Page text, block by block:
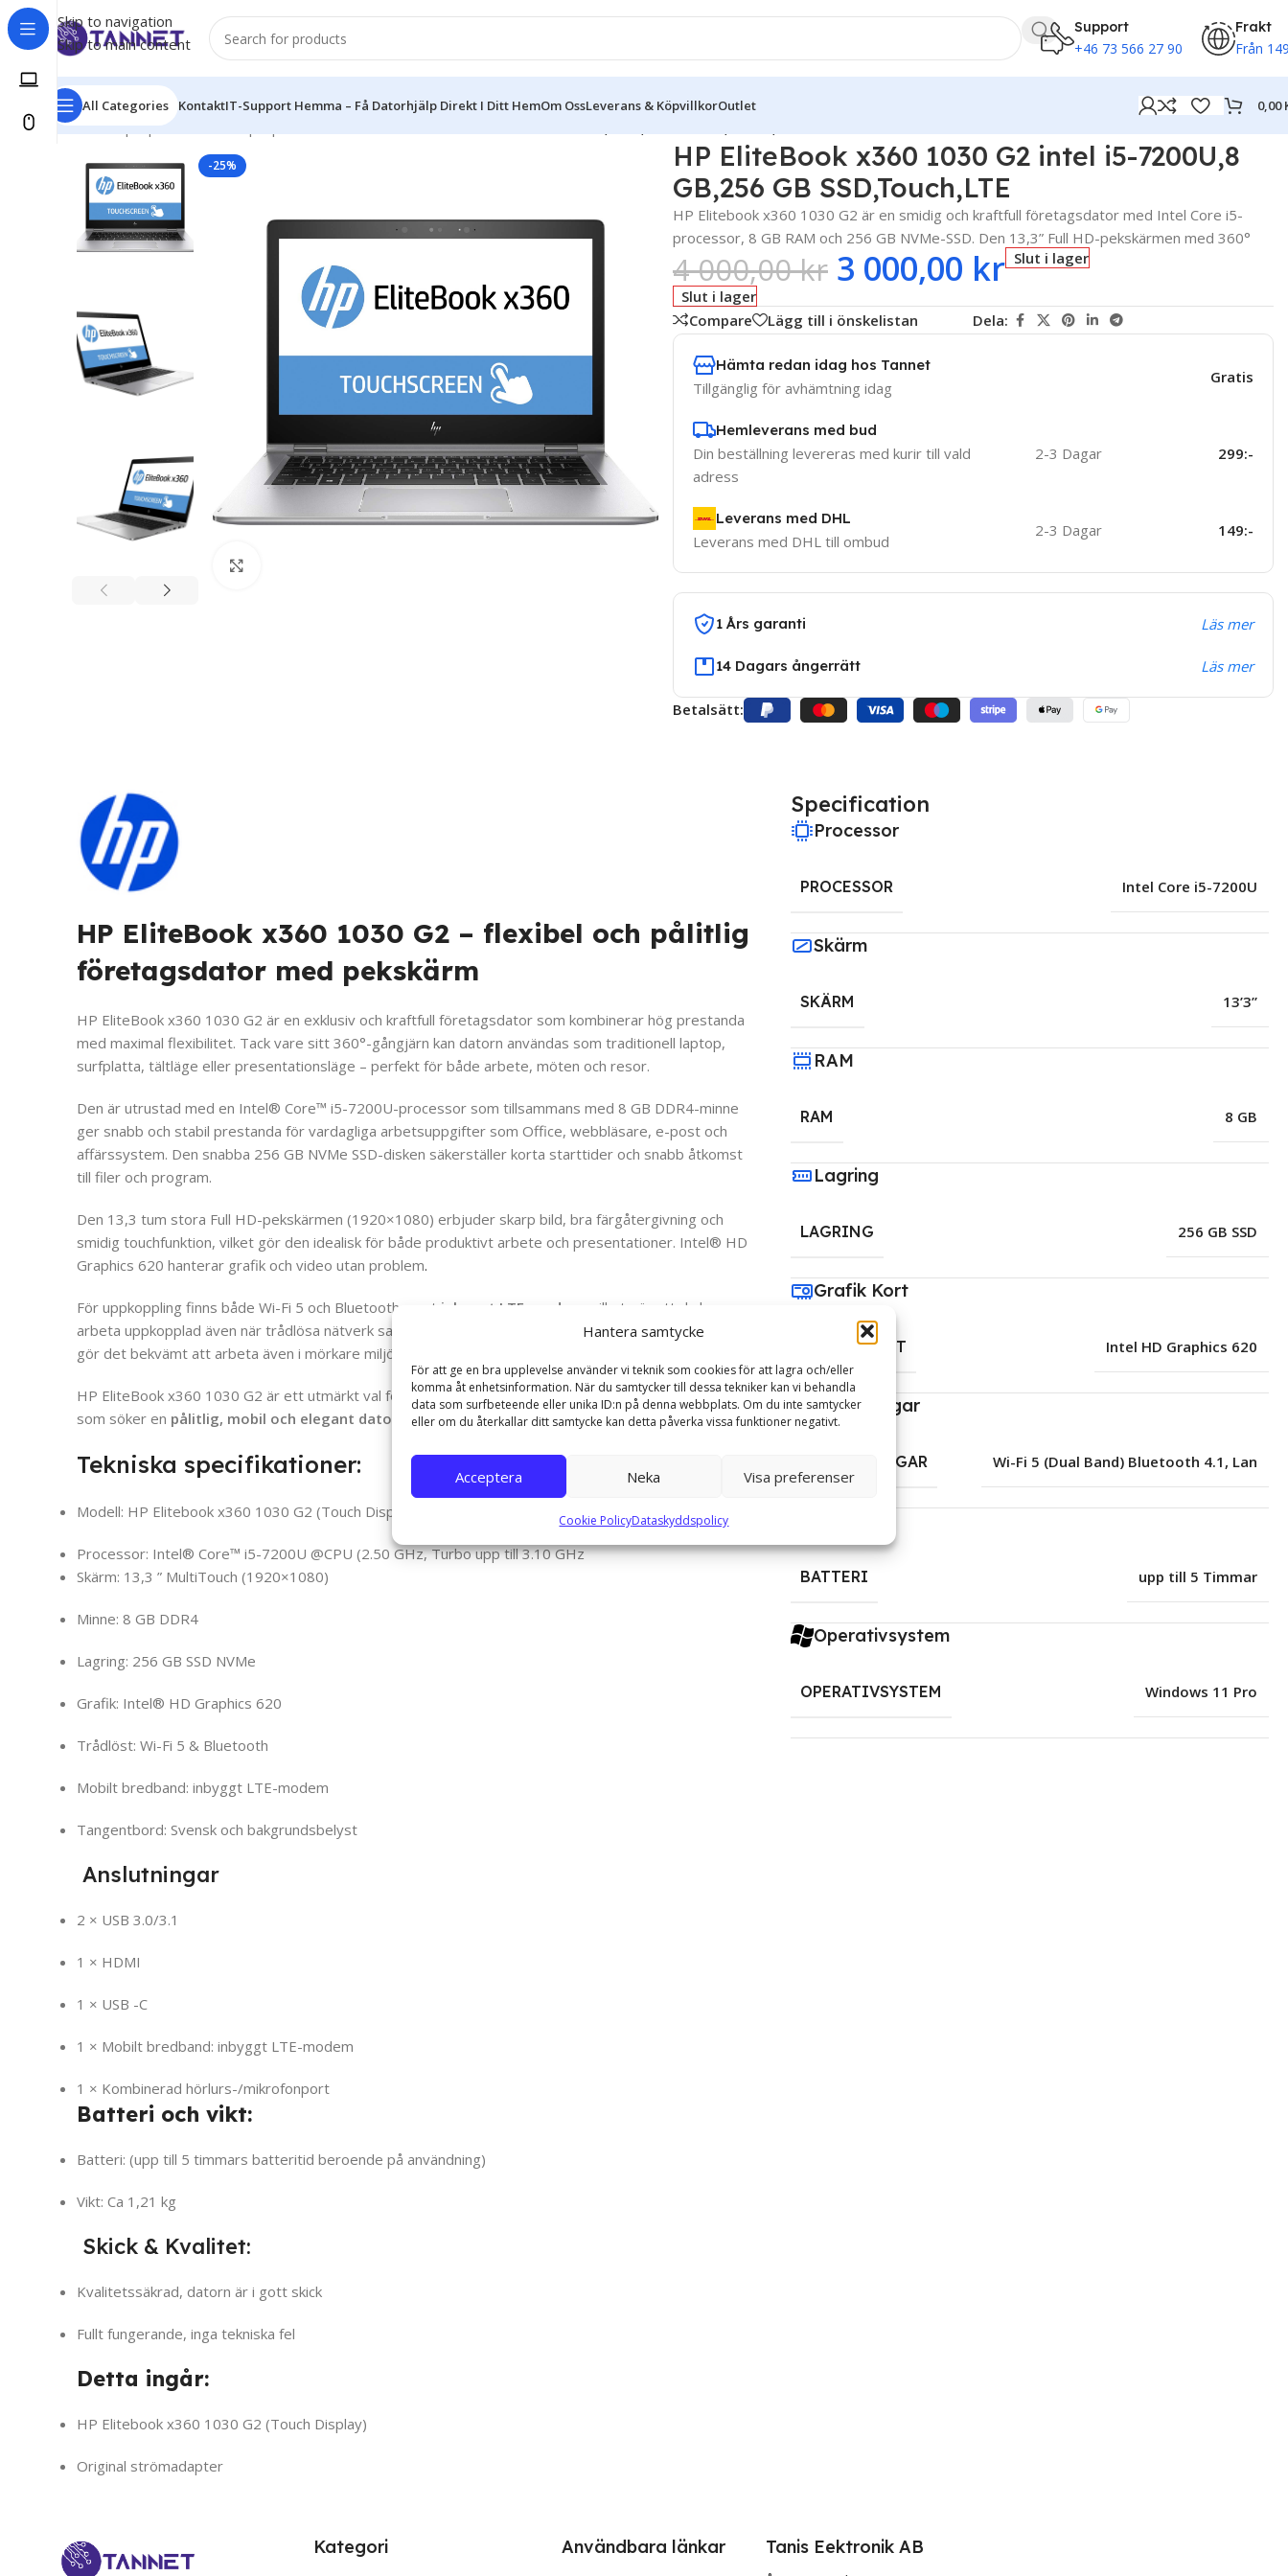
Hantera samtycke
För att ge en bra upplevelse använder vi teknik som cookies för att lagra och/eller
komma åt enhetsinformation. När du samtycker till dessa tekniker kan vi behandla
data som surfbeteende eller unika ID:n på denna webbplats. Om du inte samtycker
eller om du återkallar ditt samtycke kan detta påverka vissa funktioner negativt.
Acceptera Neka Visa preferenser
Cookie PolicyDataskyddspolicy
Skip to navigation
Skip to main content
Support
+46 73 566 27 90
Frakt
Från
All Categories KontaktIT-Support Hemma – Få Datorhjälp Direkt I Ditt HemOm OssLeverans & KöpvillkorOutlet 0,00
Hem/Laptops/
-25%
HP EliteBook x360 1030 G2 intel i5-7200U,8
GB,256 GB SSD,Touch,LTE
HP Elitebook x360 1030 G2 är en smidig och kraftfull företagsdator med Intel Core i5-
processor, 8 GB RAM och 256 GB NVMe-SSD. Den 13,3” Full HD-pekskärmen med 360°
4 000,00kr 3 000,00 kr Slut i lager
Slut i lager
Compare
Lägg till i önskelistan Dela:
Hämta redan idag hos Tannet
Tillgänglig för avhämtning idag
Gratis
Hemleverans med bud
Din beställning levereras med kurir till vald
adress
2-3 Dagar 299:-
Leverans med DHL
Leverans med DHL till ombud
2-3 Dagar 149:-
1 Års garanti Läs mer
14 Dagars ångerrätt Läs mer
Betalsätt:
HP EliteBook x360 1030 G2 – flexibel och pålitlig
företagsdator med pekskärm
HP EliteBook x360 1030 G2 är en exklusiv och kraftfull företagsdator som kombinerar hög prestanda
med maximal flexibilitet. Tack vare sitt 360°-gångjärn kan datorn användas som traditionell laptop,
surfplatta, tältläge eller presentationsläge – perfekt för både arbete, möten och resor.
Den är utrustad med en Intel® Core™ i5-7200U-processor som tillsammans med 8 GB DDR4-minne
ger snabb och stabil prestanda för vardagliga arbetsuppgifter som Office, webbläsare, e-post och
affärssystem. Den snabba 256 GB NVMe SSD-disken säkerställer korta starttider och snabb åtkomst
till filer och program.
Den 13,3 tum stora Full HD-pekskärmen (1920×1080) erbjuder skarp bild, bra färgåtergivning och
smidig touchfunktion, vilket gör den idealisk för både produktivt arbete och presentationer. Intel® HD
Graphics 620 hanterar grafik och video utan problem.
För uppkoppling finns både Wi-Fi 5 och Bluetooth samt inbyggt LTE-modem
, vilket gör att du kan
arbeta uppkopplad även när trådlösa nätverk saknas. Det svenska bakgrundsbelysta tangentbordet
gör det bekvämt att arbeta även i mörkare miljöer.
HP EliteBook x360 1030 G2 är ett utmärkt val för företagare, studenter och professionella användare
som söker en pålitlig, mobil och elegant dator med hög byggkvalitet och smarta funktioner.
Tekniska specifikationer:
Modell: HP Elitebook x360 1030 G2 (Touch Display)
Processor: Intel® Core™ i5-7200U @CPU (2.50 GHz, Turbo upp till 3.10 GHz
Skärm: 13,3 ” MultiTouch (1920×1080)
Minne: 8 GB DDR4
Lagring: 256 GB SSD NVMe
Grafik: Intel® HD Graphics 620
Trådlöst: Wi-Fi 5 & Bluetooth
Mobilt bredband: inbyggt LTE-modem
Tangentbord: Svensk och bakgrundsbelyst
Anslutningar
2 × USB 3.0/3.1
1 × HDMI
1 × USB -C
1 × Mobilt bredband: inbyggt LTE-modem
1 × Kombinerad hörlurs-/mikrofonport
Batteri och vikt:
Batteri: (upp till 5 timmars batteritid beroende på användning)
Vikt: Ca 1,21 kg
Skick & Kvalitet:
Kvalitetssäkrad, datorn är i gott skick
Fullt fungerande, inga tekniska fel
Detta ingår:
HP Elitebook x360 1030 G2 (Touch Display)
Original strömadapter
Specification
Processor
PROCESSOR Intel Core i5-7200U
Skärm
SKÄRM 13’3”
RAM
RAM 8 GB
Lagring
LAGRING 256 GB SSD
Grafik Kort
GRAFIK KORT Intel HD Graphics 620
Anslutningar
ANSLUTNINGAR Wi-Fi 5 (Dual Band) Bluetooth 4.1, Lan
BATTERI upp till 5 Timmar
Operativsystem
OPERATIVSYSTEM Windows 11 Pro
Kategori Användbara länkar Tanis Eektronik AB